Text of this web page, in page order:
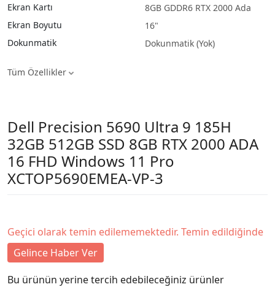
Ekran Kartı
8GB GDDR6 RTX 2000 Ada
Ekran Boyutu
16"
Dokunmatik
Dokunmatik (Yok)
Tüm Özellikler
Dell Precision 5690 Ultra 9 185H
32GB 512GB SSD 8GB RTX 2000 ADA
16 FHD Windows 11 Pro
XCTOP5690EMEA-VP-3
Geçici olarak temin edilememektedir. Temin edildiğinde
Gelince Haber Ver
Bu ürünün yerine tercih edebileceğiniz ürünler